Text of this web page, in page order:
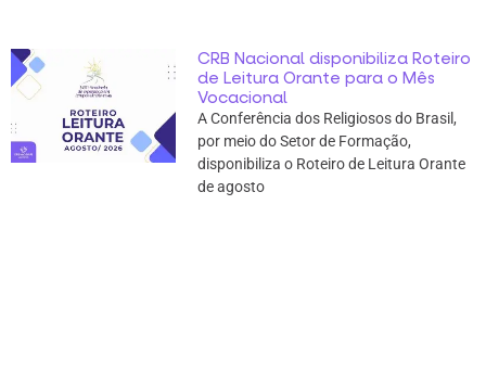
CRB Nacional disponibiliza Roteiro
de Leitura Orante para o Mês
Vocacional
A Conferência dos Religiosos do Brasil,
por meio do Setor de Formação,
disponibiliza o Roteiro de Leitura Orante
de agosto